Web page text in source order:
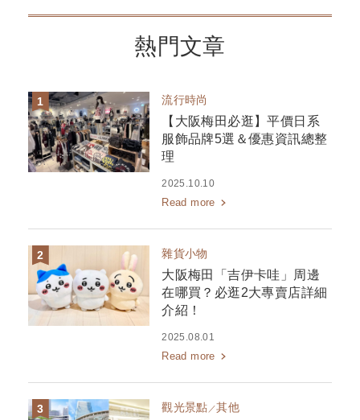
熱門文章
流行時尚
【大阪梅田必逛】平價日系
服飾品牌5選＆優惠資訊總整
理
2025.10.10
Read more
雜貨小物
大阪梅田「吉伊卡哇」周邊
在哪買？必逛2大專賣店詳細
介紹！
2025.08.01
Read more
觀光景點 其他